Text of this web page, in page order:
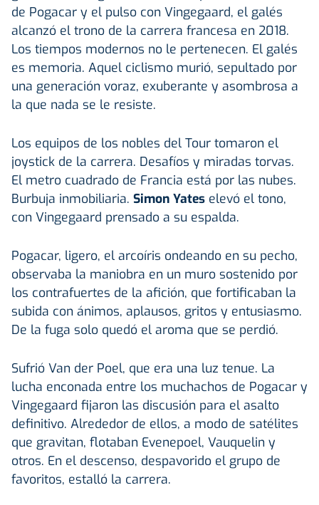
de Pogacar y el pulso con Vingegaard, el galés
alcanzó el trono de la carrera francesa en 2018.
Los tiempos modernos no le pertenecen. El galés
es memoria. Aquel ciclismo murió, sepultado por
una generación voraz, exuberante y asombrosa a
la que nada se le resiste.
Los equipos de los nobles del Tour tomaron el
joystick de la carrera. Desafíos y miradas torvas.
El metro cuadrado de Francia está por las nubes.
Burbuja inmobiliaria. Simon Yates elevó el tono,
con Vingegaard prensado a su espalda.
Pogacar, ligero, el arcoíris ondeando en su pecho,
observaba la maniobra en un muro sostenido por
los contrafuertes de la afición, que fortificaban la
subida con ánimos, aplausos, gritos y entusiasmo.
De la fuga solo quedó el aroma que se perdió.
Sufrió Van der Poel, que era una luz tenue. La
lucha enconada entre los muchachos de Pogacar y
Vingegaard fijaron las discusión para el asalto
definitivo. Alrededor de ellos, a modo de satélites
que gravitan, flotaban Evenepoel, Vauquelin y
otros. En el descenso, despavorido el grupo de
favoritos, estalló la carrera.